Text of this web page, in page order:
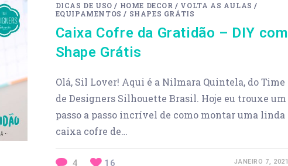
DICAS DE USO / HOME DECOR / VOLTA AS AULAS /
EQUIPAMENTOS / SHAPES GRÁTIS
Caixa Cofre da Gratidão – DIY com
Shape Grátis
Olá, Sil Lover! Aqui é a Nilmara Quintela, do Time
de Designers Silhouette Brasil. Hoje eu trouxe um
passo a passo incrível de como montar uma linda
caixa cofre de…
4 16 JANEIRO 7, 2021